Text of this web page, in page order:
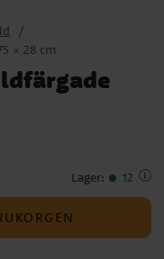
× 28 cm
Lager: 12